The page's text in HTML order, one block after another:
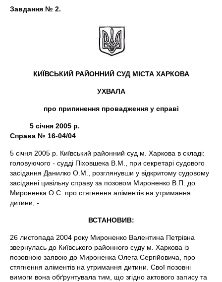
Завдання № 2.
КИЇВСЬКИЙ РАЙОННИЙ СУД МІСТА ХАРКОВА
УХВАЛА
про припинення провадження у справі
5 січня 2005 р.
Справа № 16-04/04
5 січня 2005 р. Київський районний суд м. Харкова в складі:
головуючого - судді Піховшека В.М., при секретарі судового
засідання Данилко О.М., розглянувши у відкритому судовому
засіданні цивільну справу за позовом Мироненко В.П. до
Мироненка О.С. про стягнення аліментів на утримання
дитини, -
ВСТАНОВИВ:
26 листопада 2004 року Мироненко Валентина Петрівна
звернулась до Київського районного суду м. Харкова із
позовною заявою до Мироненка Олега Сергійовича, про
стягнення аліментів на утримання дитини. Свої позовні
вимоги вона обґрунтувала тим, що згідно актового запису та